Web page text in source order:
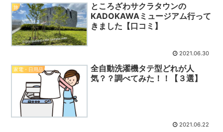
旅
ところざわサクラタウンの
KADOKAWAミュージアム行って
きました【口コミ】
2021.06.30
家電・日用品
全自動洗濯機タテ型どれが人
気？？調べてみた！！【３選】
2021.06.22